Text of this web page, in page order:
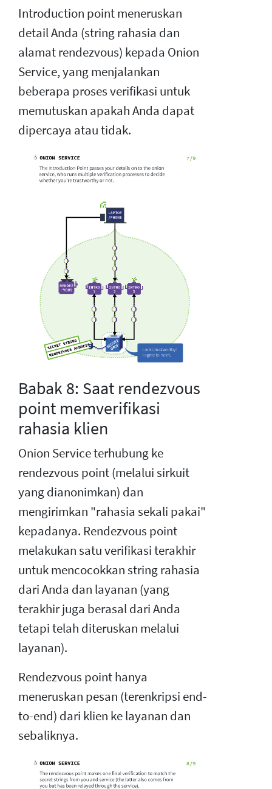
Introduction point meneruskan
detail Anda (string rahasia dan
alamat rendezvous) kepada Onion
Service, yang menjalankan
beberapa proses verifikasi untuk
memutuskan apakah Anda dapat
dipercaya atau tidak.
Babak 8: Saat rendezvous
point memverifikasi
rahasia klien
Onion Service terhubung ke
rendezvous point (melalui sirkuit
yang dianonimkan) dan
mengirimkan "rahasia sekali pakai"
kepadanya. Rendezvous point
melakukan satu verifikasi terakhir
untuk mencocokkan string rahasia
dari Anda dan layanan (yang
terakhir juga berasal dari Anda
tetapi telah diteruskan melalui
layanan).
Rendezvous point hanya
meneruskan pesan (terenkripsi end-
to-end) dari klien ke layanan dan
sebaliknya.